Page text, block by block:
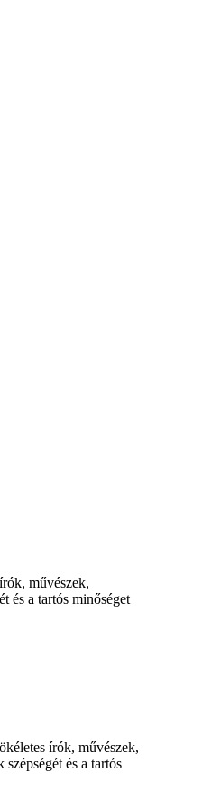
művészek,
és a tartós minőséget
írók, művészek,
és a tartós